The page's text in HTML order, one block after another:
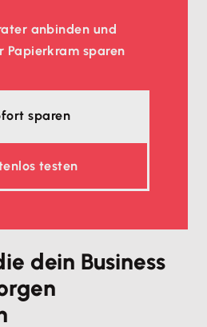
anbinden und
Papierkram sparen
sparen
testen
dein Business